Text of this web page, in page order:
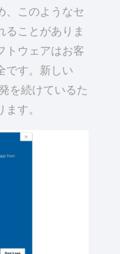
、このようなセ
ることがありま
トウェアはお客
です。新しい
を続けているた
す。